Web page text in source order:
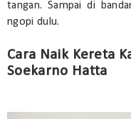
tangan. Sampai di
ngopi dulu.
Cara Naik Kereta
Soekarno Hatta